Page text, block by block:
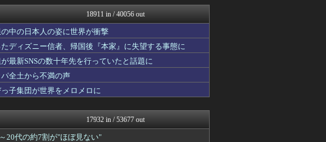
筋肉速報
に「子...
いたしん！
ｗｗｗ
おうまがタイムズ
しくても...
もえるあじあ(･∀･)
ウマ娘まとめ速報うまろぐ
【2ch】ニュー速クオリテ...
Y速報
アルファルファモザイク＠ネ...
てて」...
心掴みま...
漫画まとめ速報
18911 in / 40056 out
中の日本人の姿に世界が衝撃
ディズニー信者、帰国後『本家』に失望する事態に
最新SNSの数十年先を行っていたと話題に
全土から不満の声
子集団が世界をメロメロに
17932 in / 53677 out
20代の約7割が"ほぼ見ない"